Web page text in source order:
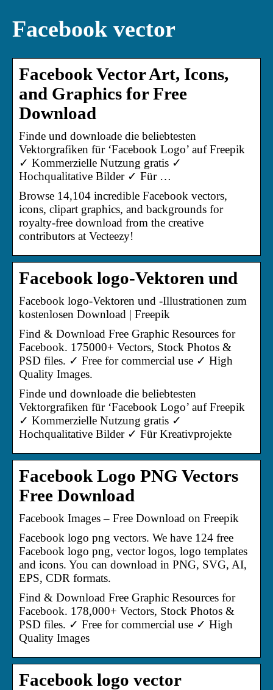
Facebook vector
Facebook Vector Art, Icons,
and Graphics for Free
Download
Finde und downloade die beliebtesten
Vektorgrafiken für ‘Facebook Logo’ auf Freepik
✓ Kommerzielle Nutzung gratis ✓
Hochqualitative Bilder ✓ Für …
Browse 14,104 incredible Facebook vectors,
icons, clipart graphics, and backgrounds for
royalty-free download from the creative
contributors at Vecteezy!
Facebook logo-Vektoren und
Facebook logo-Vektoren und -Illustrationen zum
kostenlosen Download | Freepik
Find & Download Free Graphic Resources for
Facebook. 175000+ Vectors, Stock Photos &
PSD files. ✓ Free for commercial use ✓ High
Quality Images.
Finde und downloade die beliebtesten
Vektorgrafiken für ‘Facebook Logo’ auf Freepik
✓ Kommerzielle Nutzung gratis ✓
Hochqualitative Bilder ✓ Für Kreativprojekte
Facebook Logo PNG Vectors
Free Download
Facebook Images – Free Download on Freepik
Facebook logo png vectors. We have 124 free
Facebook logo png, vector logos, logo templates
and icons. You can download in PNG, SVG, AI,
EPS, CDR formats.
Find & Download Free Graphic Resources for
Facebook. 178,000+ Vectors, Stock Photos &
PSD files. ✓ Free for commercial use ✓ High
Quality Images
Facebook logo vector